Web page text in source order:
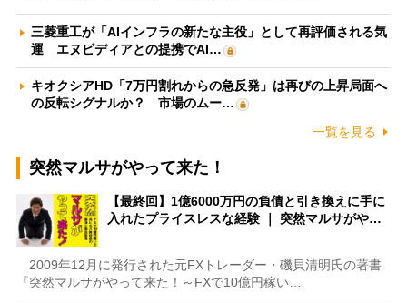
三菱重工が「AIインフラの新たな主役」として再評価される気
運 エヌビディアとの提携でAI…
キオクシアHD「7万円割れからの急反発」は再びの上昇局面へ
の反転シグナルか？ 市場のムー…
一覧を見る
突然マルサがやって来た！
【最終回】1億6000万円の負債と引き換えに手に
入れたプライスレスな経験 ｜ 突然マルサがや…
2009年12月に発行された元FXトレーダー・磯貝清明氏の著書
『突然マルサがやって来た！～FXで10億円稼い…